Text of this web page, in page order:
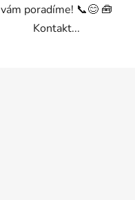
vám poradíme! 📞😊 🧰
Kontakt...